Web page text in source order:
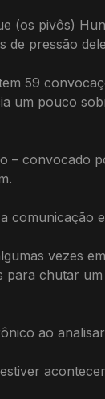
(os pivôs)
pressão
59
pouco
– convocado
vezes
chutar
ao